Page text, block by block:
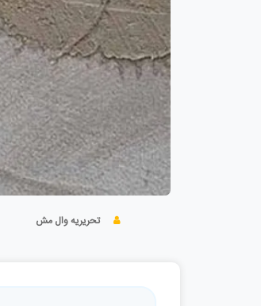
تحریریه وال مش